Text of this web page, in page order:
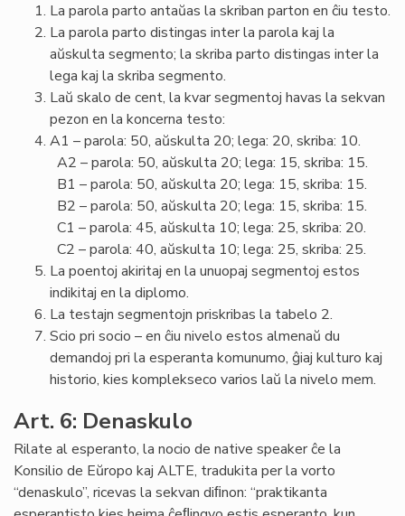
La parola parto antaŭas la skriban parton en ĉiu testo.
La parola parto distingas inter la parola kaj la
aŭskulta segmento; la skriba parto distingas inter la
lega kaj la skriba segmento.
Laŭ skalo de cent, la kvar segmentoj havas la sekvan
pezon en la koncerna testo:
A1 – parola: 50, aŭskulta 20; lega: 20, skriba: 10.
A2 – parola: 50, aŭskulta 20; lega: 15, skriba: 15.
B1 – parola: 50, aŭskulta 20; lega: 15, skriba: 15.
B2 – parola: 50, aŭskulta 20; lega: 15, skriba: 15.
C1 – parola: 45, aŭskulta 10; lega: 25, skriba: 20.
C2 – parola: 40, aŭskulta 10; lega: 25, skriba: 25.
La poentoj akiritaj en la unuopaj segmentoj estos
indikitaj en la diplomo.
La testajn segmentojn priskribas la tabelo 2.
Scio pri socio – en ĉiu nivelo estos almenaŭ du
demandoj pri la esperanta komunumo, ĝiaj kulturo kaj
historio, kies komplekseco varios laŭ la nivelo mem.
Art. 6: Denaskulo
Rilate al esperanto, la nocio de native speaker ĉe la
Konsilio de Eŭropo kaj ALTE, tradukita per la vorto
“denaskulo”, ricevas la sekvan diﬁnon: “praktikanta